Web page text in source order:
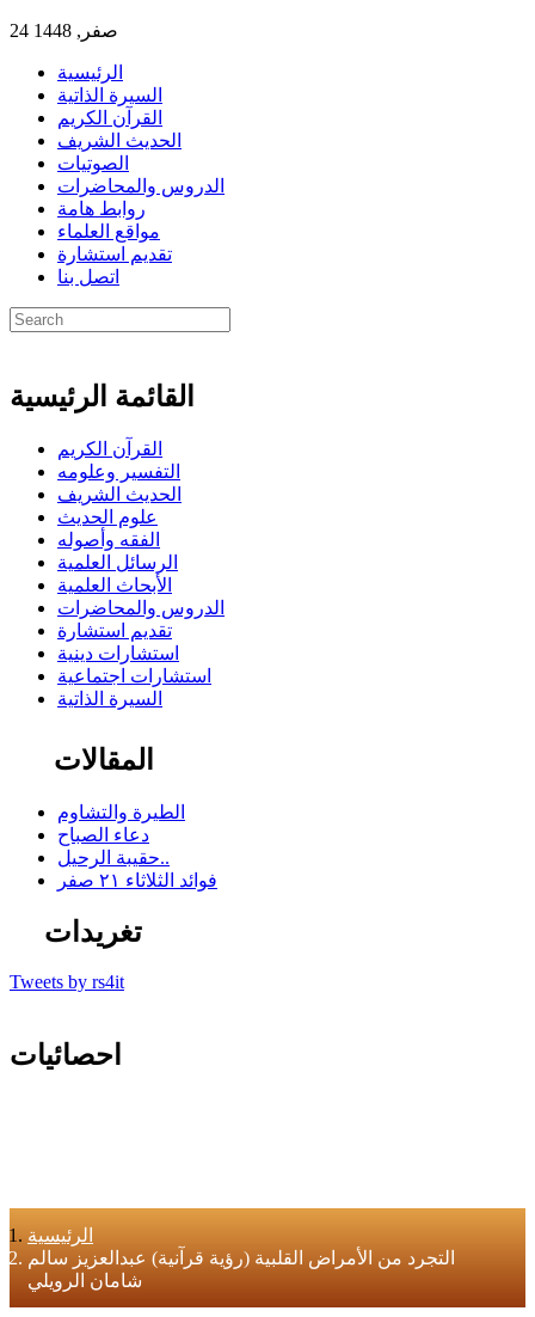
24 صفر, 1448
الرئيسية
السيرة الذاتية
القرآن الكريم
الحديث الشريف
الصوتيات
الدروس والمحاضرات
روابط هامة
مواقع العلماء
تقديم استشارة
اتصل بنا
القائمة الرئيسية
القرآن الكريم
التفسير وعلومه
الحديث الشريف
علوم الحديث
الفقه وأصوله
الرسائل العلمية
الأبحاث العلمية
الدروس والمحاضرات
تقديم استشارة
استشارات دينية
استشارات اجتماعية
السيرة الذاتية
المقالات
الطيرة والتشاوم
دعاء الصباح
حقيبة الرحيل..
فوائد الثلاثاء ٢١ صفر
تغريدات
Tweets by rs4it
احصائيات
الرئيسية
التجرد من الأمراض القلبية (رؤية قرآنية) عبدالعزيز سالم
شامان الرويلي